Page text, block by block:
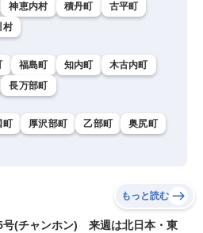
神恵内村 積丹町
古平町
村
福島町 知内町
木古内町
長万部町
町 厚沢部町 乙部町
奥尻町
もっと読む
号(チャンホン) 来週は北日本・東